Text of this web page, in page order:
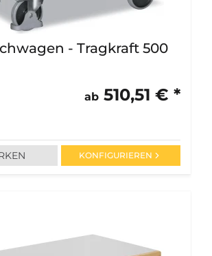
- Tragkraft 500
ab 510,51 € *
KONFIGURIEREN